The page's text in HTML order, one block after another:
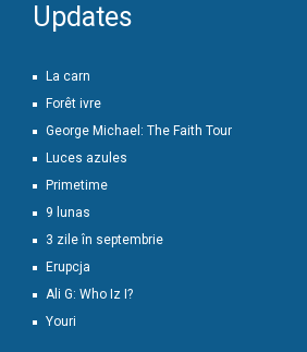
Updates
La carn
Forêt ivre
George Michael: The Faith Tour
Luces azules
Primetime
9 lunas
3 zile în septembrie
Erupcja
Ali G: Who Iz I?
Youri